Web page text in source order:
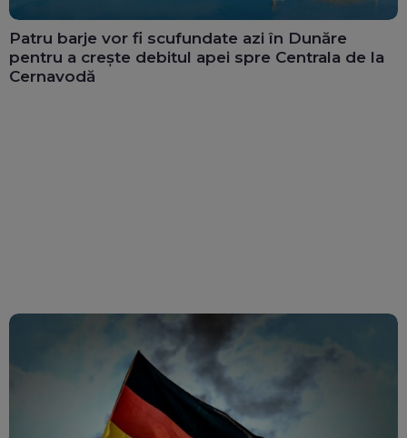
Patru barje vor fi scufundate azi în Dunăre
pentru a crește debitul apei spre Centrala de la
Cernavodă